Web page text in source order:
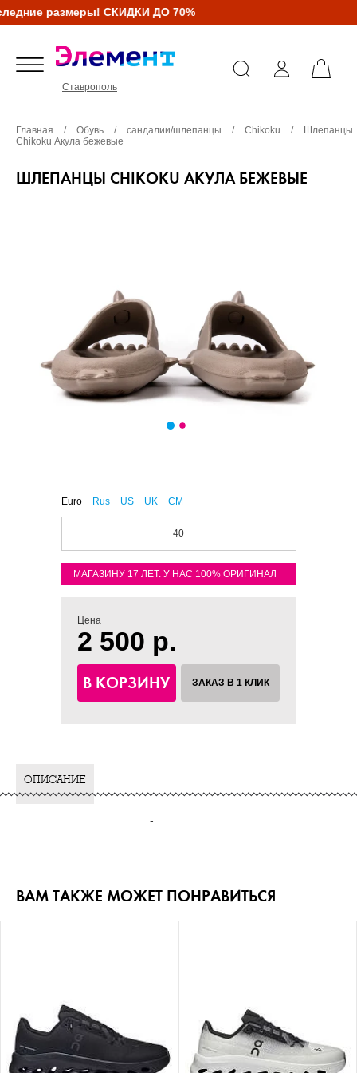
размеры! СКИДКИ ДО 70%
Ставрополь
Главная / Обувь / сандалии/шлепанцы / Сhikoku /
Шлепанцы
Сhikoku Акула бежевые
ШЛЕПАНЦЫ СHIKOKU АКУЛА БЕЖЕВЫЕ
Euro Rus US UK CM
40
МАГАЗИНУ 17 ЛЕТ. У НАС 100% ОРИГИНАЛ
Цена
2 500 р.
В КОРЗИНУ ЗАКАЗ В 1 КЛИК
ОПИСАНИЕ
-
ВАМ ТАКЖЕ МОЖЕТ ПОНРАВИТЬСЯ